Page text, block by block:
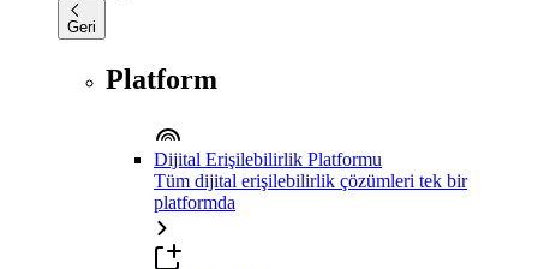
Geri
Platform
Dijital Erişilebilirlik Platformu
Tüm dijital erişilebilirlik çözümleri tek bir
platformda